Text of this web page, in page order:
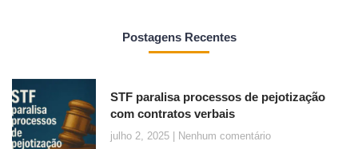
Postagens Recentes
STF paralisa processos de pejotização
com contratos verbais
julho 2, 2025 Nenhum comentário